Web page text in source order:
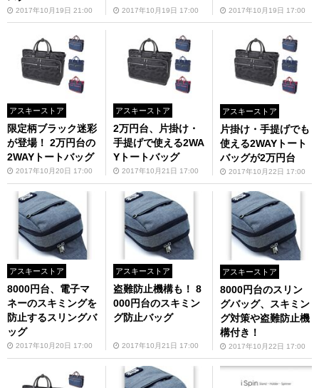
2017年10月19日 21:00 2017年10月19日 17:00 2017年10月19日 17:00
アスキーストア
限定柄ブラック迷彩
が登場！ 2万円台の
2WAYトートバッグ
2017年10月20日 17:00
アスキーストア
2万円台、片掛け・
手提げで使える2WA
Yトートバッグ
2017年10月21日 17:00
アスキーストア
片掛け・手提げでも
使える2WAYトート
バッグが2万円台
2017年10月22日 17:00
アスキーストア
8000円台、電子マ
ネーのスキミングを
防止するスリングバ
ッグ
2017年10月20日 17:00
アスキーストア
盗難防止機構も！ 8
000円台のスキミン
グ防止バッグ
2017年10月21日 17:00
アスキーストア
8000円台のスリン
グバッグ、スキミン
グ対策や盗難防止機
構付き！
2017年10月22日 17:00